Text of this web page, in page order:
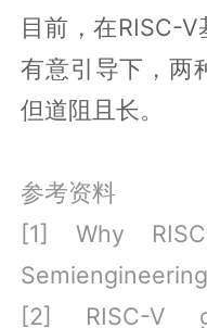
目前，在RISC-
有意引导下，两
但道阻且长。
参考资料
[1] Why
Semiengineering
[2] RISC-V